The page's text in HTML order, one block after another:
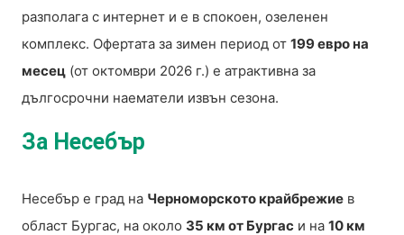
разполага с интернет и е в спокоен, озеленен
комплекс. Офертата за зимен период от 199 евро на
месец (от октомври 2026 г.) е атрактивна за
дългосрочни наематели извън сезона.
За Несебър
Несебър е град на Черноморското крайбрежие в
област Бургас, на около 35 км от Бургас и на 10 км